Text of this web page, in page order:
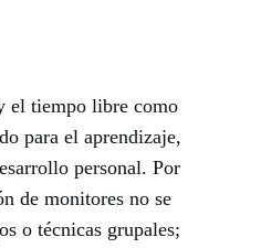
el tiempo libre como
para el aprendizaje,
personal. Por
de monitores no se
o técnicas grupales;